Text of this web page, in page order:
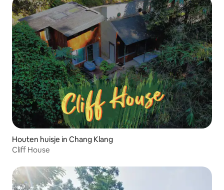
Houten huisje in Chang Klang
Cliff House